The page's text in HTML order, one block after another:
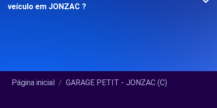
veículo em JONZAC ?
Página inicial GARAGE PETIT - JONZAC (C)